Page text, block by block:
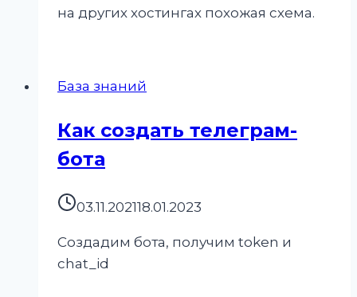
на других хостингах похожая схема.
База знаний
Как создать телеграм-
бота
03.11.202118.01.2023
Создадим бота, получим token и
chat_id